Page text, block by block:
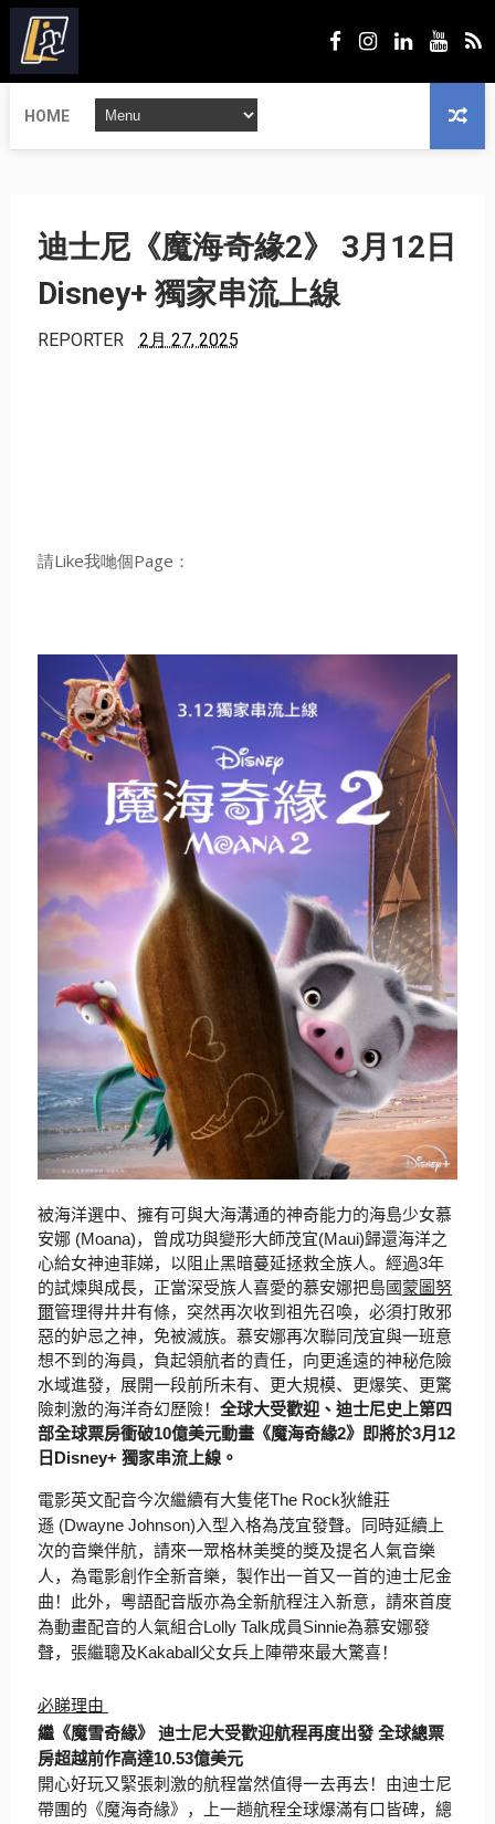
HOME
迪士尼《魔海奇緣2》 3月12日
Disney+ 獨家串流上線
REPORTER 2月 27, 2025
請Like我哋個Page：
被海洋選中、 擁有可與大海溝通的神奇能力的海島少女慕
安娜(Moana)，曾成功與變形大師茂宜(Maui)歸還海洋之
心給女神迪菲娣，以阻止黑暗蔓延拯救全族人。經過3年
的試煉與成長，正當深受族人喜愛的慕安娜把島國蒙圖努
爾管理得井井有條， 突然再次收到祖先召喚，必須打敗邪
惡的妒忌之神，免被滅族。 慕安娜再次聯同茂宜與一班意
想不到的海員，負起領航者的責任， 向更遙遠的神秘危險
水域進發，展開一段前所未有、更大規模、 更爆笑、更驚
險刺激的海洋奇幻歷險！ 全球大受歡迎、 迪士尼史上第四
部全球票房衝破10億美元動畫《魔海奇緣2》 即將於3月 12
日 Disney+ 獨家串流上線。
電影英文配音今次繼續有大隻佬The Rock狄維莊
遜(Dwayne Johnson) 入型入格為茂宜發聲。同時延續上
次的音樂伴航， 請來一眾格林美獎的獎及提名人氣音樂
人，為電影創作全新音樂， 製作出一首又一首的迪士尼金
曲！此外， 粵語配音版亦為全新航程注入新意，請來首度
為動畫配音的人氣組合Lolly Talk成員Sinnie為慕安娜發
聲，張繼聰及Kakaball父女兵上陣帶來最大驚喜！
必睇理由
繼《魔雪奇緣》 迪士尼大受歡迎航程再度出發 全球總票
房超越前作高達10.53億美元
開心好玩又緊張刺激的航程當然值得一去再去！由迪士尼
帶團的《魔海奇緣》，上一趟航程全球爆滿有口皆碑，總